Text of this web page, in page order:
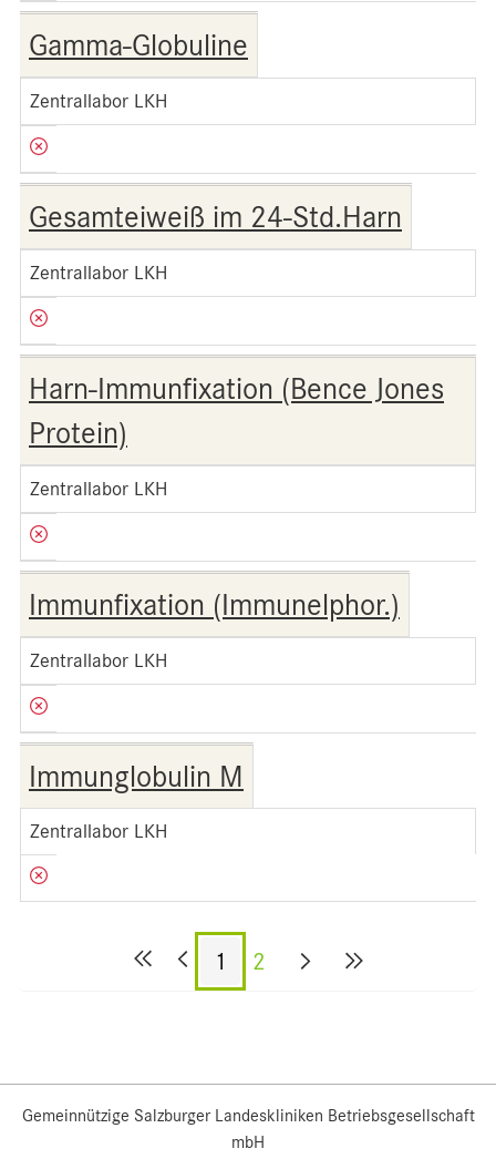
Gamma-Globuline
Zentrallabor LKH
Gesamteiweiß im 24-Std.Harn
Zentrallabor LKH
Harn-Immunfixation (Bence Jones
Protein)
Zentrallabor LKH
Immunfixation (Immunelphor.)
Zentrallabor LKH
Immunglobulin M
Zentrallabor LKH
1 2
Gemeinnützige Salzburger Landeskliniken Betriebsgesellschaft
mbH